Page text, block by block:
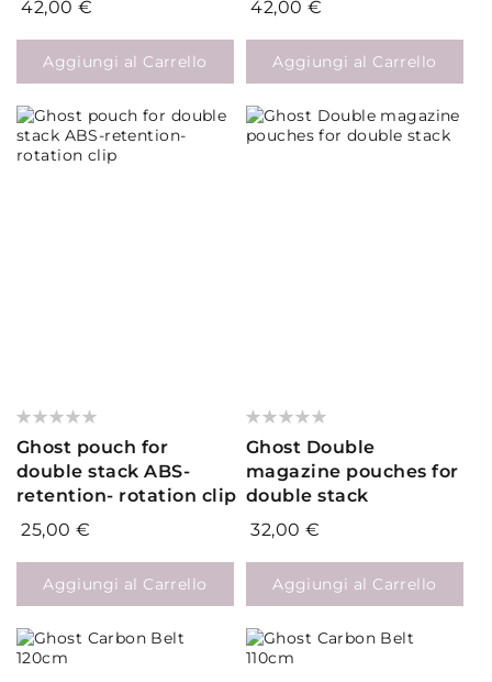
42,00 €
Aggiungi al Carrello
42,00 €
Aggiungi al Carrello
Valutazione:
Ghost pouch for
double stack ABS-
retention- rotation clip
25,00 €
Aggiungi al Carrello
Valutazione:
Ghost Double
magazine pouches for
double stack
32,00 €
Aggiungi al Carrello